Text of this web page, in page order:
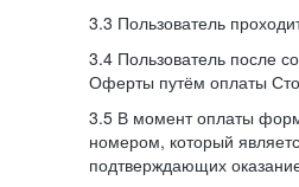
3.3 Пользователь
3.4 Пользователь после
Оферты путём оплаты
3.5 В момент оплаты
номером, который
подтверждающих